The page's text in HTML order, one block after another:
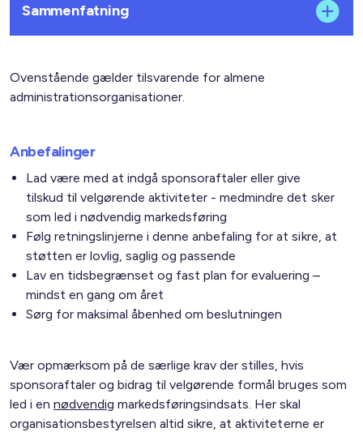
Sammenfatning
Ovenstående gælder tilsvarende for almene
administrationsorganisationer.
Anbefalinger
Lad være med at indgå sponsoraftaler eller give
tilskud til velgørende aktiviteter - medmindre det sker
som led i nødvendig markedsføring
Følg retningslinjerne i denne anbefaling for at sikre, at
støtten er lovlig, saglig og passende
Lav en tidsbegrænset og fast plan for evaluering –
mindst en gang om året
Sørg for maksimal åbenhed om beslutningen
Vær opmærksom på de særlige krav der stilles, hvis
sponsoraftaler og bidrag til velgørende formål bruges som
led i ennødvendig markedsføringsindsats. Her skal
organisationsbestyrelsen altid sikre, at aktiviteterne er